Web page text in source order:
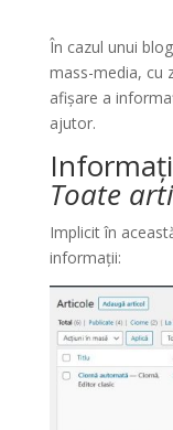
În cazul unui
mass-media, cu
afișare a
ajutor.
Toate
Implicit în
informații: